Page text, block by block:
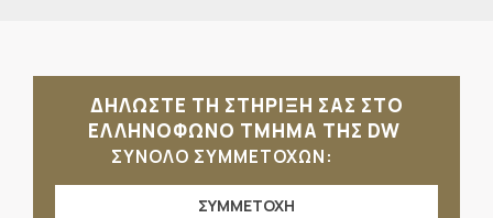
ΔΗΛΩΣΤΕ ΤΗ ΣΤΗΡΙΞΗ ΣΑΣ ΣΤΟ
ΕΛΛΗΝΟΦΩΝΟ ΤΜΗΜΑ ΤΗΣ DW
ΣΥΝΟΛΟ ΣΥΜΜΕΤΟΧΩΝ:
ΣΥΜΜΕΤΟΧΗ